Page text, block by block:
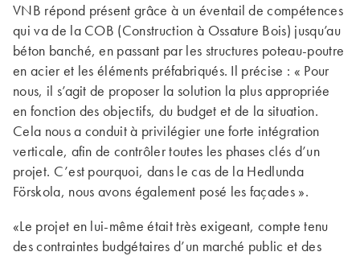
VNB répond présent grâce à un éventail de compétences
qui va de la COB (Cons­truction à Ossature Bois) jusqu’au
béton banché, en passant par les structures poteau-poutre
en acier et les éléments préfabriqués. Il précise : « Pour
nous, il s’agit de proposer la solution la plus appropriée
en fonction des objectifs, du budget et de la situation.
Cela nous a conduit à privilégier une forte intégra­tion
verticale, afin de contrôler toutes les phases clés d’un
projet. C’est pour­quoi, dans le cas de la Hedlunda
Förskola, nous avons également posé les façades ».
«Le projet en lui-même était très exigeant, compte tenu
des contraintes bud­gé­taires d’un marché public et des